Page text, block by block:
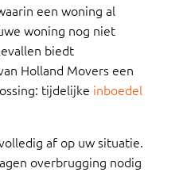
een woning al
woning nog niet
biedt
Holland Movers een
tijdelijke inboedel
af op uw situatie.
overbrugging nodig